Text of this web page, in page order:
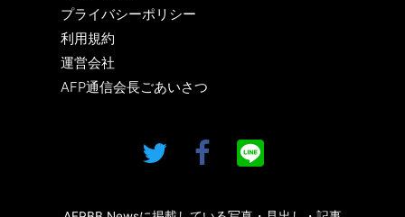
プライバシーポリシー
利用規約
運営会社
AFP通信会長ごあいさつ